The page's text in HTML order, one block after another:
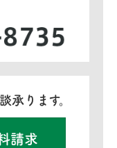
承ります。
請求